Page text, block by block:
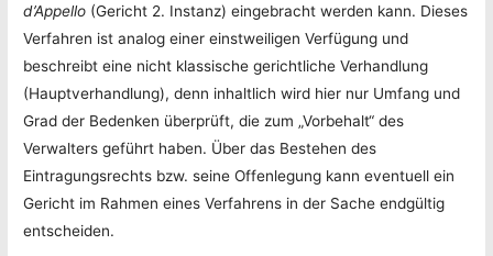
d’Appello (Gericht 2. Instanz) eingebracht werden kann. Dieses
Verfahren ist analog einer einstweiligen Verfügung und
beschreibt eine nicht klassische gerichtliche Verhandlung
(Hauptverhandlung), denn inhaltlich wird hier nur Umfang und
Grad der Bedenken überprüft, die zum „Vorbehalt“ des
Verwalters geführt haben. Über das Bestehen des
Eintragungsrechts bzw. seine Offenlegung kann eventuell ein
Gericht im Rahmen eines Verfahrens in der Sache endgültig
entscheiden.